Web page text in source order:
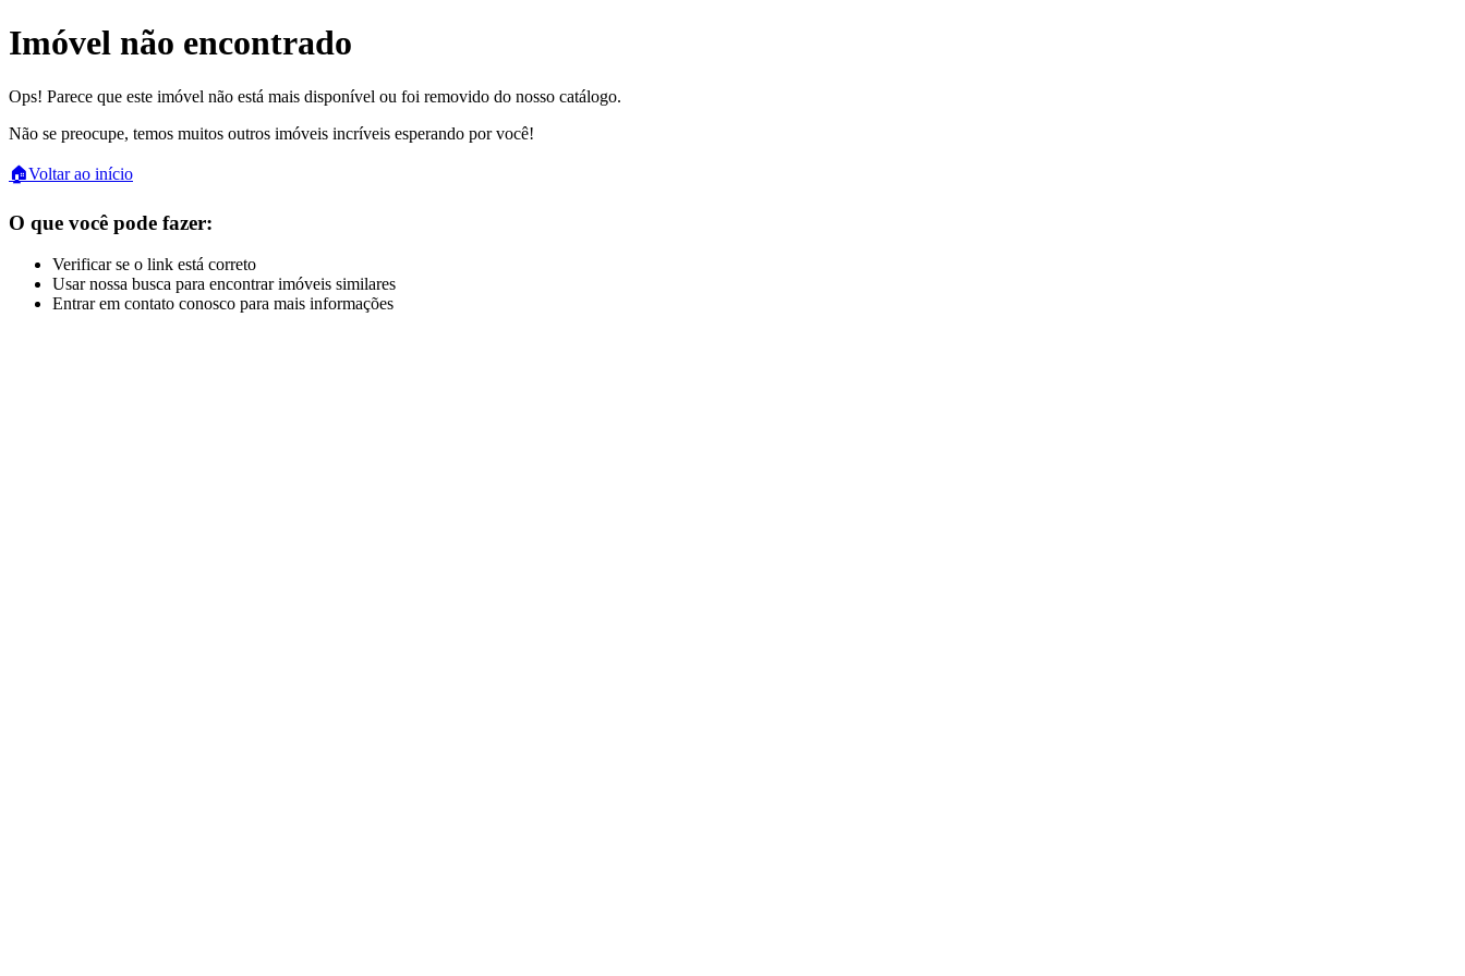
Imóvel não encontrado
Ops! Parece que este imóvel não está mais disponível ou foi removido do nosso catálogo.
Não se preocupe, temos muitos outros imóveis incríveis esperando por você!
🏠Voltar ao início
O que você pode fazer:
Verificar se o link está correto
Usar nossa busca para encontrar imóveis similares
Entrar em contato conosco para mais informações